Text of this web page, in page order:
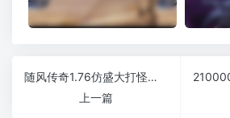
随风传奇1.76仿盛大打怪升级怀旧复古版
上一篇